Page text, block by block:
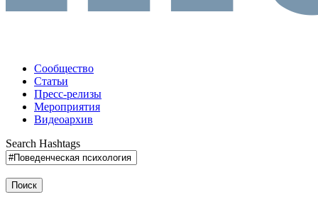
Сообщество
Статьи
Пресс-релизы
Мероприятия
Видеоархив
Search Hashtags
Поиск